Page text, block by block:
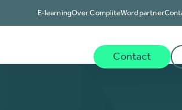
E-learningOver CompliteWord partner
Contact